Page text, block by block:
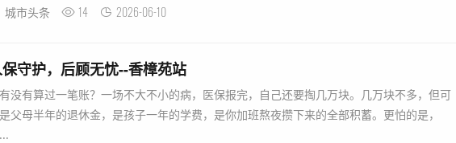
城市头条
14 2026-06-10
守护，后顾无忧--香樟苑站
没有算过一笔账？一场不大不小的病，医保报完，自己还要掏几万块。几万块不多，但可
父母半年的退休金，是孩子一年的学费，是你加班熬夜攒下来的全部积蓄。更怕的是，